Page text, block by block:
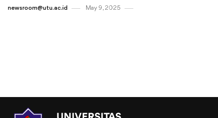
newsroom@utu.ac.id May 9 , 2025